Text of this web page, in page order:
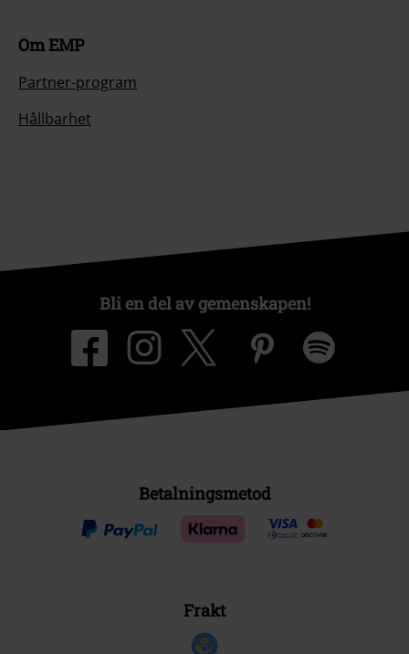
Om EMP
Partner-program
Hållbarhet
Bli en del av gemenskapen!
Betalningsmetod
Frakt